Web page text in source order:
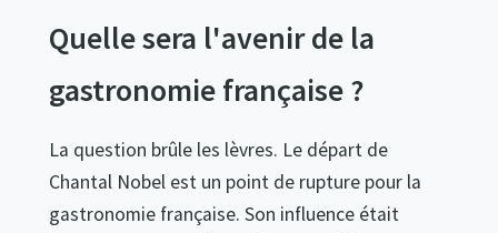
Quelle sera l'avenir de la
gastronomie française ?
La question brûle les lèvres. Le départ de
Chantal Nobel est un point de rupture pour la
gastronomie française. Son influence était